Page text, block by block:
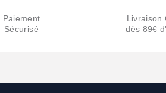
Paiement
Sécurisé
Livraison
dès 89€